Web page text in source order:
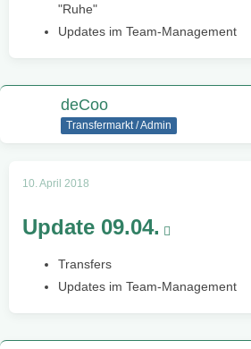
"Ruhe"
Updates im Team-Management
deCoo
Transfermarkt / Admin
10. April 2018
Update 09.04.
Transfers
Updates im Team-Management